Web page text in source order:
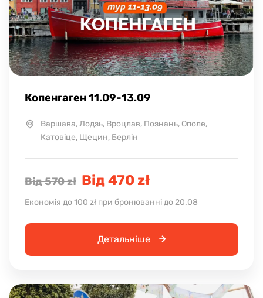
Копенгаген 11.09-13.09
Варшава, Лодзь, Вроцлав, Познань, Ополе,
Катовіце, Щецин, Берлін
Від 570 zł Від 470 zł
Економія до 100 zł при бронюванні до 20.08
Детальніше